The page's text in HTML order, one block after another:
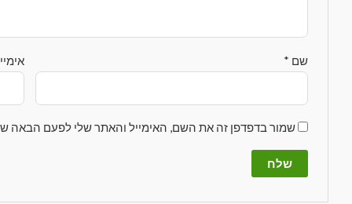
שם *
שמור בדפדפן זה את השם, האימייל והאתר שלי לפעם הבאה